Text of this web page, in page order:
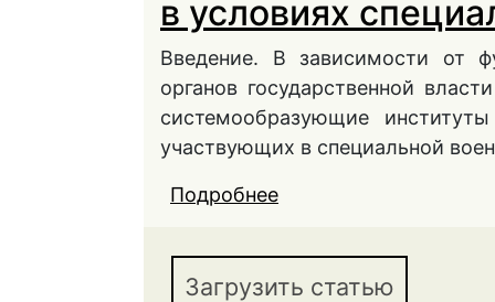
в условиях
Введение. В зависимости от
органов государственной
системообразующие
участвующих в специальной
Подробнее
условиях
Загрузить статью